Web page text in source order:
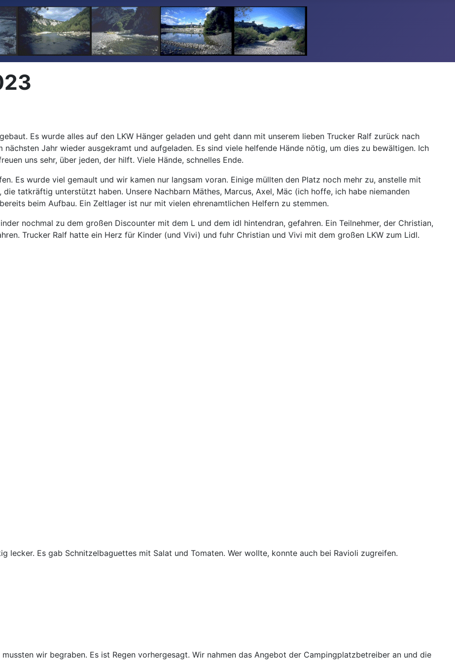
Es wurde alles auf den LKW Hänger geladen und geht dann mit unserem lieben Trucker Ralf zurück nach
Jahr wieder ausgekramt und aufgeladen. Es sind viele helfende Hände nötig, um dies zu bewältigen. Ich
uns sehr, über jeden, der hilft. Viele Hände, schnelles Ende.
Es wurde viel gemault und wir kamen nur langsam voran. Einige müllten den Platz noch mehr zu, anstelle mit
tatkräftig unterstützt haben. Unsere Nachbarn Mäthes, Marcus, Axel, Mäc (ich hoffe, ich habe niemanden
beim Aufbau. Ein Zeltlager ist nur mit vielen ehrenamtlichen Helfern zu stemmen.
nochmal zu dem großen Discounter mit dem L und dem idl hintendran, gefahren. Ein Teilnehmer, der Christian,
Trucker Ralf hatte ein Herz für Kinder (und Vivi) und fuhr Christian und Vivi mit dem großen LKW zum Lidl.
lecker. Es gab Schnitzelbaguettes mit Salat und Tomaten. Wer wollte, konnte auch bei Ravioli zugreifen.
wir begraben. Es ist Regen vorhergesagt. Wir nahmen das Angebot der Campingplatzbetreiber an und die